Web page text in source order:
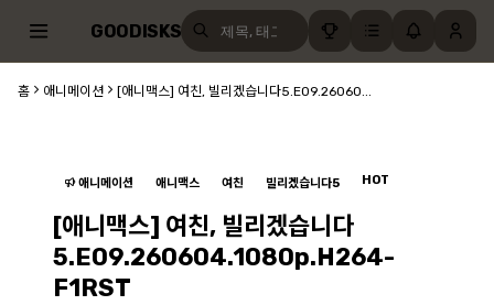
GOODISKS
홈 애니메이션 [애니맥스] 여친, 빌리겠습니다5.E09.26060...
애니메이션 애니맥스 여친 빌리겠습니다5 HOT
[애니맥스] 여친, 빌리겠습니다
5.E09.260604.1080p.H264-
F1RST